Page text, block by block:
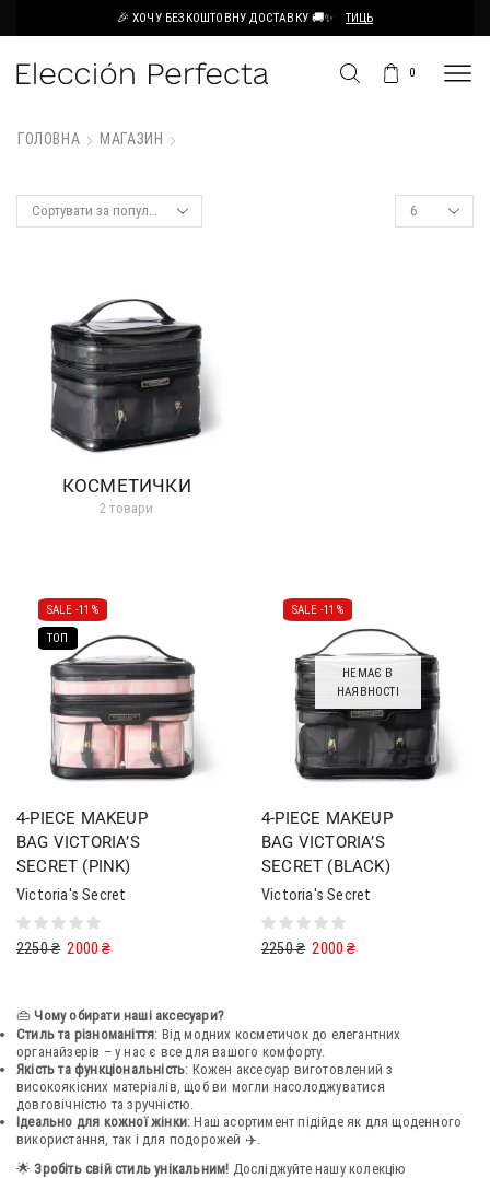
🎉 ХОЧУ БЕЗКОШТОВНУ ДОСТАВКУ 🚚✨ ТИЦЬ
0
ГОЛОВНА МАГАЗИН
КОСМЕТИЧКИ
2 товари
SALE -11%
ТОП
4-PIECE MAKEUP
BAG VICTORIA’S
SECRET (PINK)
Victoria's Secret
2250₴ 2000₴
SALE -11%
НЕМАЄ В
НАЯВНОСТІ
4-PIECE MAKEUP
BAG VICTORIA’S
SECRET (BLACK)
Victoria's Secret
2250₴ 2000₴
👜Чому обирати наші аксесуари?
Стиль та різноманіття: Від модних косметичок до елегантних
органайзерів – у нас є все для вашого комфорту.
Якість та функціональність: Кожен аксесуар виготовлений з
високоякісних матеріалів, щоб ви могли насолоджуватися
довговічністю та зручністю.
Ідеально для кожної жінки: Наш асортимент підійде як для щоденного
використання, так і для подорожей ✈️.
🌟 Зробіть свій стиль унікальним! Досліджуйте нашу колекцію